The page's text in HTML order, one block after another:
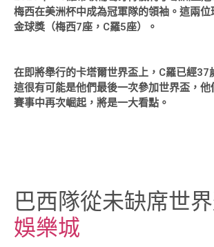
梅西在美洲杯中成為冠軍隊的領袖。這兩
金球獎（梅西7座，C羅5座）。
在即將舉行的卡塔爾世界盃上，C羅已經37
這很有可能是他們最後一次參加世界盃，他
賽事中再次崛起，將是一大看點。
巴西隊從未缺席世
娛樂城